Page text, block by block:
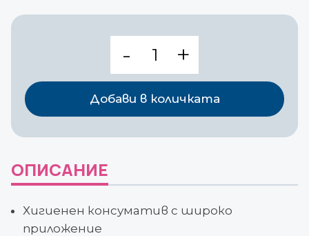
ЛИГНИН
5
КГ
Добави в количката
ОПИСАНИЕ
Хигиенен консуматив с широко
приложение